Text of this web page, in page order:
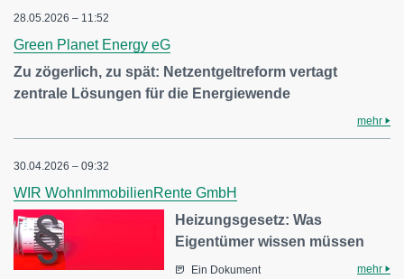
28.05.2026 – 11:52
Green Planet Energy eG
Zu zögerlich, zu spät: Netzentgeltreform vertagt
zentrale Lösungen für die Energiewende
mehr
30.04.2026 – 09:32
WIR WohnImmobilienRente GmbH
Heizungsgesetz: Was
Eigentümer wissen müssen
Ein Dokument mehr